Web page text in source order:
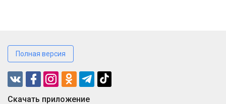
Полная версия
Cкачать приложение